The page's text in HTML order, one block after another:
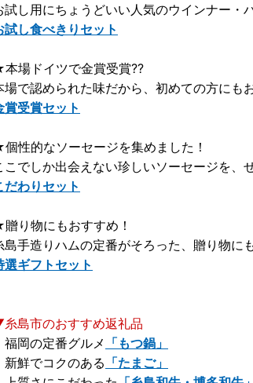
試し用にちょうどいい人気のウインナー・
試し食べきりセット
場ドイツで金賞受賞??
場で認められた味だから、初めての方にも
賞受賞セット
性的なソーセージを集めました！
こでしか出会えない珍しいソーセージを、
だわりセット
り物にもおすすめ！
島手造りハムの定番がそろった、贈り物に
選ギフトセット
島市のおすすめ返礼品
福岡の定番グルメ 「もつ鍋」
新鮮でコクのある 「たまご」